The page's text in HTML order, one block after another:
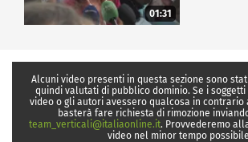
01:31
Alcuni video presenti in questa sezione sono
quindi valutati di pubblico dominio. Se i
video o gli autori avessero qualcosa in contrario
basterà fare richiesta di rimozione
team_verticali@italiaonline.it. Provvederemo
video nel minor tempo